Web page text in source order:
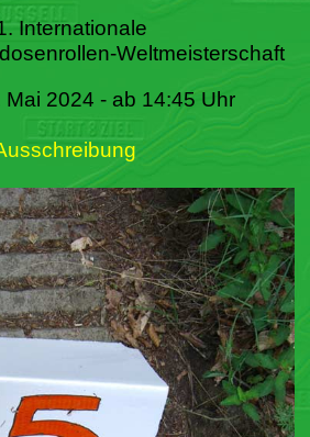
Internationale
Weltmeisterschaft
Mai 2024 - ab 14:45 Uhr